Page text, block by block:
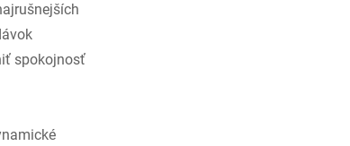
spokojnosť